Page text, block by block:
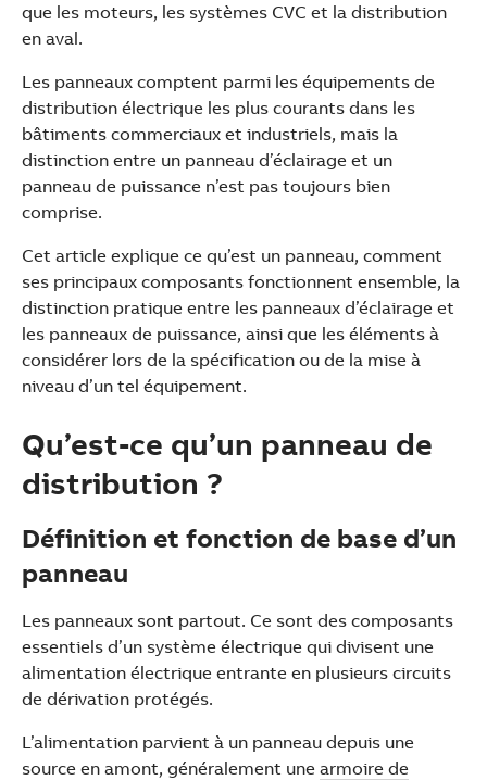
Suggestions
See more products
Shopping list preview
que les moteurs, les systèmes CVC et la distribution
en aval.
Les panneaux comptent parmi les équipements de
distribution électrique les plus courants dans les
bâtiments commerciaux et industriels, mais la
distinction entre un panneau d’éclairage et un
panneau de puissance n’est pas toujours bien
comprise.
Cet article explique ce qu’est un panneau, comment
ses principaux composants fonctionnent ensemble, la
distinction pratique entre les panneaux d’éclairage et
les panneaux de puissance, ainsi que les éléments à
considérer lors de la spécification ou de la mise à
niveau d’un tel équipement.
Qu’est-ce qu’un panneau de
distribution ?
Définition et fonction de base d’un
panneau
Les panneaux sont partout. Ce sont des composants
essentiels d’un système électrique qui divisent une
alimentation électrique entrante en plusieurs circuits
de dérivation protégés.
L’alimentation parvient à un panneau depuis une
source en amont, généralement une armoire de